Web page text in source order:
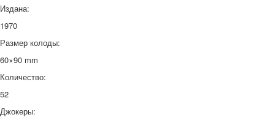
Издана:
1970
Размер колоды:
60×90 mm
Количество:
52
Джокеры: